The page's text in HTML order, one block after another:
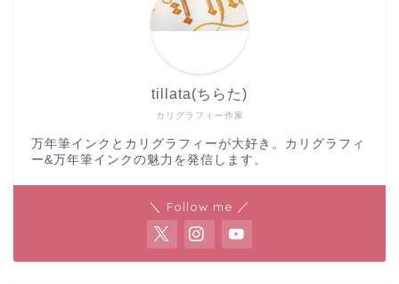
カリグラフィー作家
tillata(ちらた)
万年筆インクとカリグラフィーが大好き。カリグラフィ
ー&万年筆インクの魅力を発信します。
＼ Follow me ／